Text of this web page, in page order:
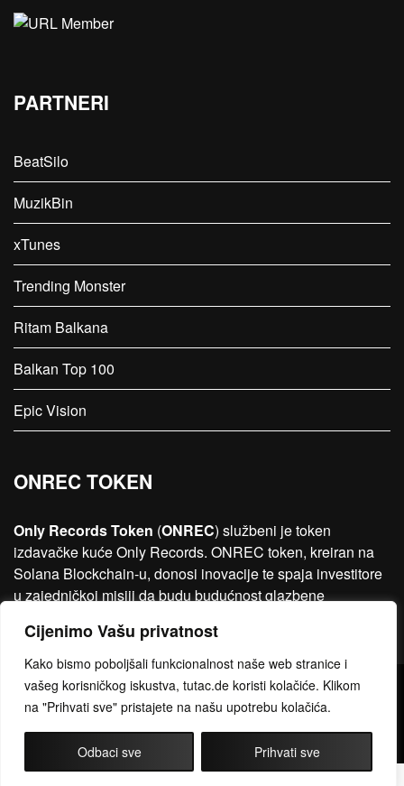
Cijenimo Vašu privatnost
Kako bismo poboljšali funkcionalnost naše web stranice i
vašeg korisničkog iskustva, tutac.de koristi kolačiće. Klikom
na "Prihvati sve" pristajete na našu upotrebu kolačića.
Odbaci sve Prihvati sve
PARTNERI
BeatSilo
MuzikBin
xTunes
Trending Monster
Ritam Balkana
Balkan Top 100
Epic Vision
ONREC TOKEN
Only Records Token (ONREC) službeni je token
izdavačke kuće Only Records. ONREC token, kreiran na
Solana Blockchain-u, donosi inovacije te spaja investitore
u zajedničkoj misiji da budu budućnost glazbene
Copyright © 2026 Only Records IUvjeti korištenjaIPovjerljivost
podataka
facebookinstagramyoutube